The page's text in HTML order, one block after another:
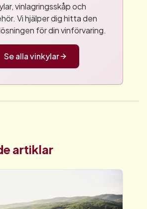
vinlagringsskåp och
Vi hjälper dig hitta den
för din vinförvaring.
Se alla vinkylar
artiklar